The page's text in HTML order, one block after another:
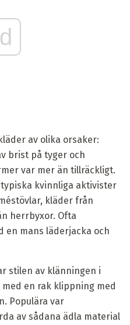
av olika orsaker:
brist på tyger och
var mer än tillräckligt.
kvinnliga aktivister
kläder från
herrbyxor. Ofta
en mans läderjacka och
stilen av klänningen i
en rak klippning med
Populära var
av sådana ädla material